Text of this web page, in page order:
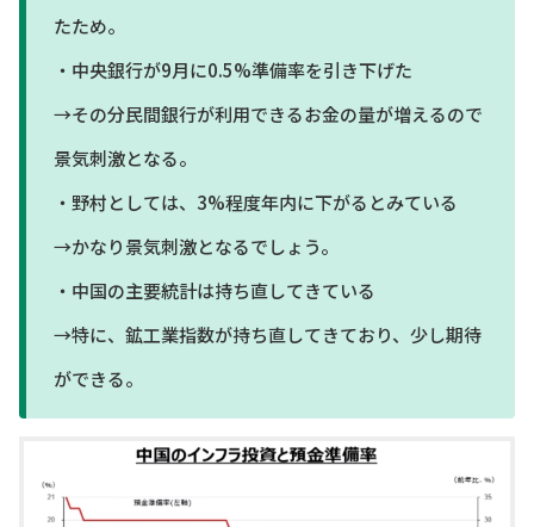
たため。
・中央銀行が9月に0.5%準備率を引き下げた
→その分民間銀行が利用できるお金の量が増えるので
景気刺激となる。
・野村としては、3%程度年内に下がるとみている
→かなり景気刺激となるでしょう。
・中国の主要統計は持ち直してきている
→特に、鉱工業指数が持ち直してきており、少し期待
ができる。